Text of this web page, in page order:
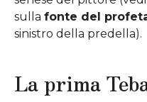
sulla fonte del
sinistro della predella).
La prima